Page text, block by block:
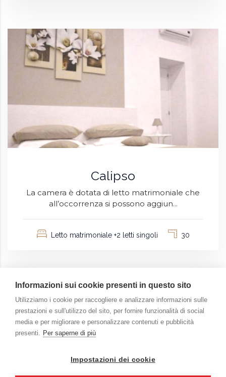
Calipso
La camera è dotata di letto matrimoniale che
all’occorrenza si possono aggiun...
Letto matrimoniale +2 letti singoli 30
Informazioni sui cookie presenti in questo sito
Utilizziamo i cookie per raccogliere e analizzare informazioni sulle
prestazioni e sull'utilizzo del sito, per fornire funzionalità di social
media e per migliorare e personalizzare contenuti e pubblicità
presenti. Per saperne di più
Impostazioni dei cookie